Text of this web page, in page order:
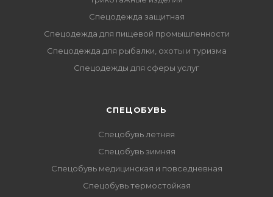
Спецодежда защитная
Спецодежда для пищевой промышленности
Спецодежда для рыбалки, охоты и туризма
Спецодежды для сферы услуг
CПЕЦОБУВЬ
Спецобувь летняя
Спецобувь зимняя
Спецобувь медицинская и повседневная
Спецобувь термостойкая